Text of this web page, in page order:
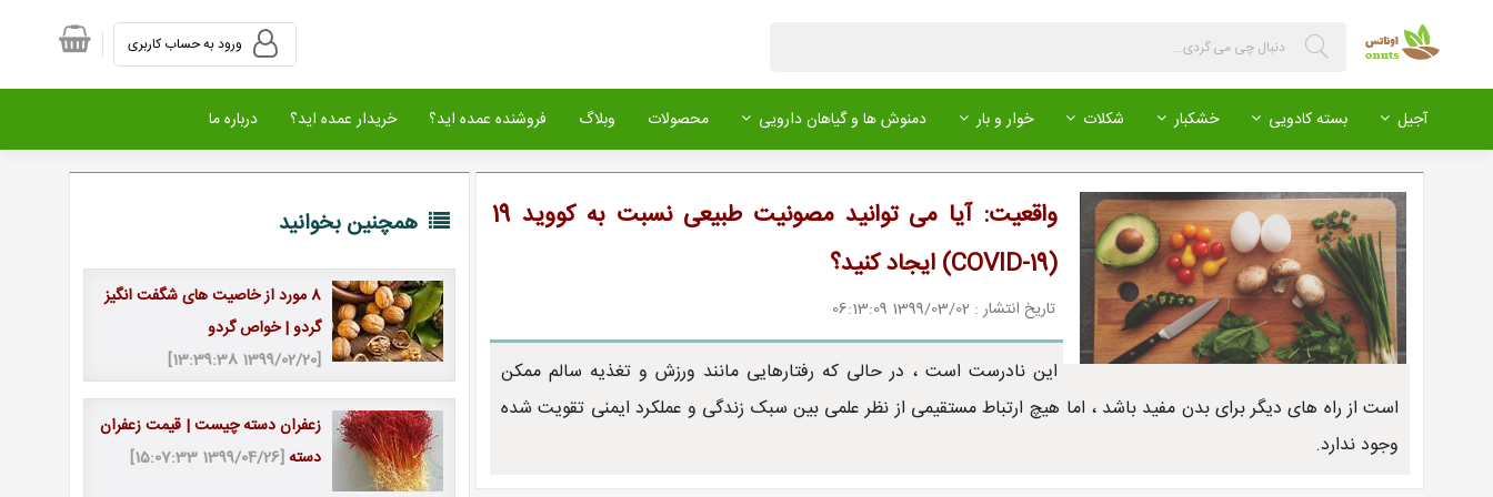
آجیل بسته کادویی خشکبار شکلات خوار و بار دمنوش ها و گیاهان دارویی محصولات وبلاگ فروشنده عمده اید؟ خریدار عمده اید؟ درباره ما
واقعیت: آیا می توانید مصونیت طبیعی نسبت به کووید 19
(COVID-19) ایجاد کنید؟
تاریخ انتشار : 1399/03/02 06:13:09
این نادرست است ، در حالی که رفتارهایی مانند ورزش و تغذیه سالم ممکن
است از راه های دیگر برای بدن مفید باشد ، اما هیچ ارتباط مستقیمی از نظر علمی بین سبک زندگی و عملکرد ایمنی تقویت شده
وجود ندارد.
همچنین بخوانید
8 مورد از خاصیت های شگفت انگیز
گردو | خواص گردو
[1399/02/20 13:39:38]
زعفران دسته چیست | قیمت زعفران
دسته[1399/04/26 15:07:33]